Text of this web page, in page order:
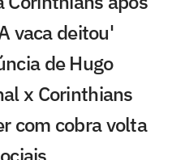
vaca deitou'
de Hugo
x Corinthians
com cobra volta